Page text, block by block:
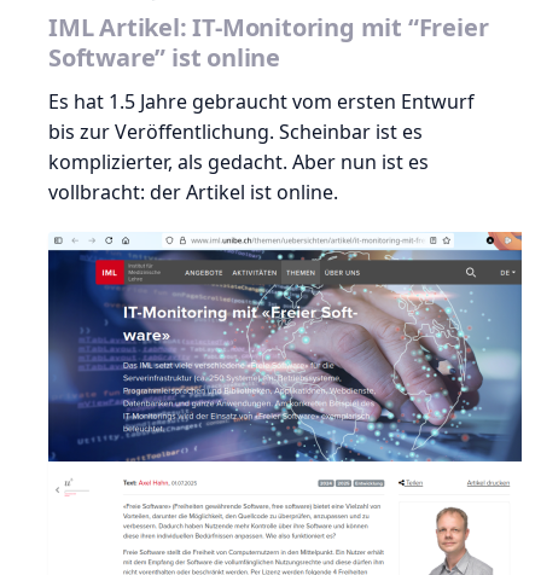
IML Artikel: IT-Monitoring mit “Freier
Software” ist online
Es hat 1.5 Jahre gebraucht vom ersten Entwurf
bis zur Veröffentlichung. Scheinbar ist es
komplizierter, als gedacht. Aber nun ist es
vollbracht: der Artikel ist online.